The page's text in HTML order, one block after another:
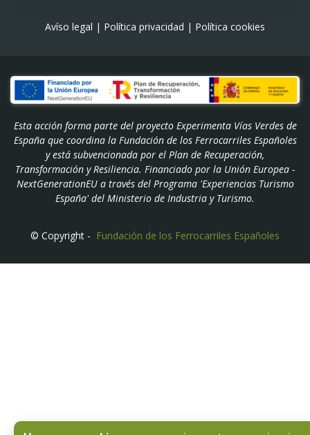
Avíso legal | Política privacidad | Política cookies
Esta acción forma parte del proyecto Experimenta Vías Verdes de
España que coordina la Fundación de los Ferrocarriles Españoles
y está subvencionada por el Plan de Recuperación,
Transformación y Resiliencia. Financiado por la Unión Europea -
NextGenerationEU a través del Programa 'Experiencias Turismo
España' del Ministerio de Industria y Turismo.
© Copyright - Fundación de los Ferrocarriles Españoles